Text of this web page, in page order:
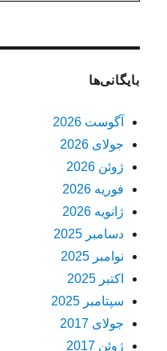
بایگانی‌ها
آگوست 2026
جولای 2026
ژوئن 2026
فوریه 2026
ژانویه 2026
دسامبر 2025
نوامبر 2025
اکتبر 2025
سپتامبر 2025
جولای 2017
ژوئن 2017